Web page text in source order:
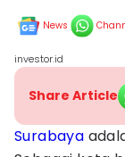
News
investor.id
Share Article
Surabaya